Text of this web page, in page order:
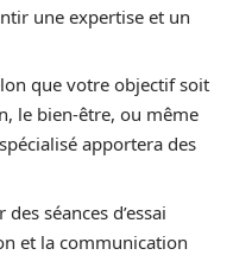
une expertise et un
que votre objectif soit
le bien-être, ou même
apportera des
séances d’essai
et la communication